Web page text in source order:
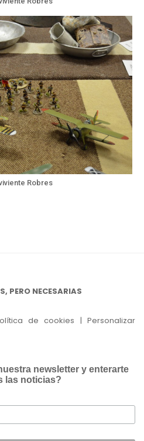
Robres
PERO NECESARIAS
de cookies | Personalizar
newsletter y enterarte
las noticias?